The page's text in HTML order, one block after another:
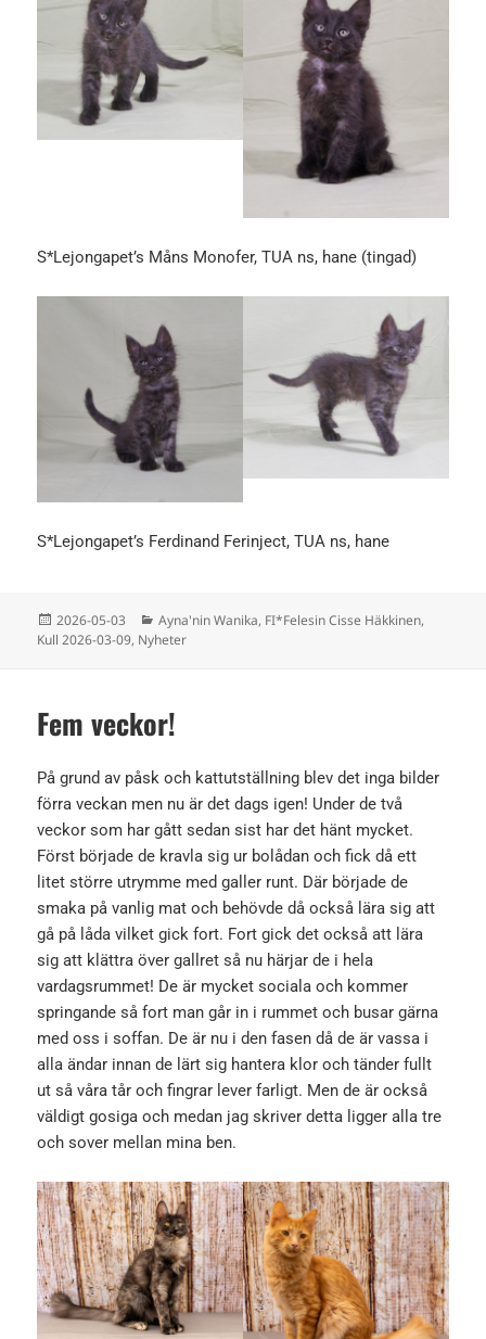
S*Lejongapet’s Måns Monofer, TUA ns, hane (tingad)
S*Lejongapet’s Ferdinand Ferinject, TUA ns, hane
Postat
2026-05-03 Kategorier
Ayna'nin Wanika, FI*Felesin Cisse Häkkinen,
Kull 2026-03-09, Nyheter
Fem veckor!
På grund av påsk och kattutställning blev det inga bilder
förra veckan men nu är det dags igen! Under de två
veckor som har gått sedan sist har det hänt mycket.
Först började de kravla sig ur bolådan och fick då ett
litet större utrymme med galler runt. Där började de
smaka på vanlig mat och behövde då också lära sig att
gå på låda vilket gick fort. Fort gick det också att lära
sig att klättra över gallret så nu härjar de i hela
vardagsrummet! De är mycket sociala och kommer
springande så fort man går in i rummet och busar gärna
med oss i soffan. De är nu i den fasen då de är vassa i
alla ändar innan de lärt sig hantera klor och tänder fullt
ut så våra tår och fingrar lever farligt. Men de är också
väldigt gosiga och medan jag skriver detta ligger alla tre
och sover mellan mina ben.